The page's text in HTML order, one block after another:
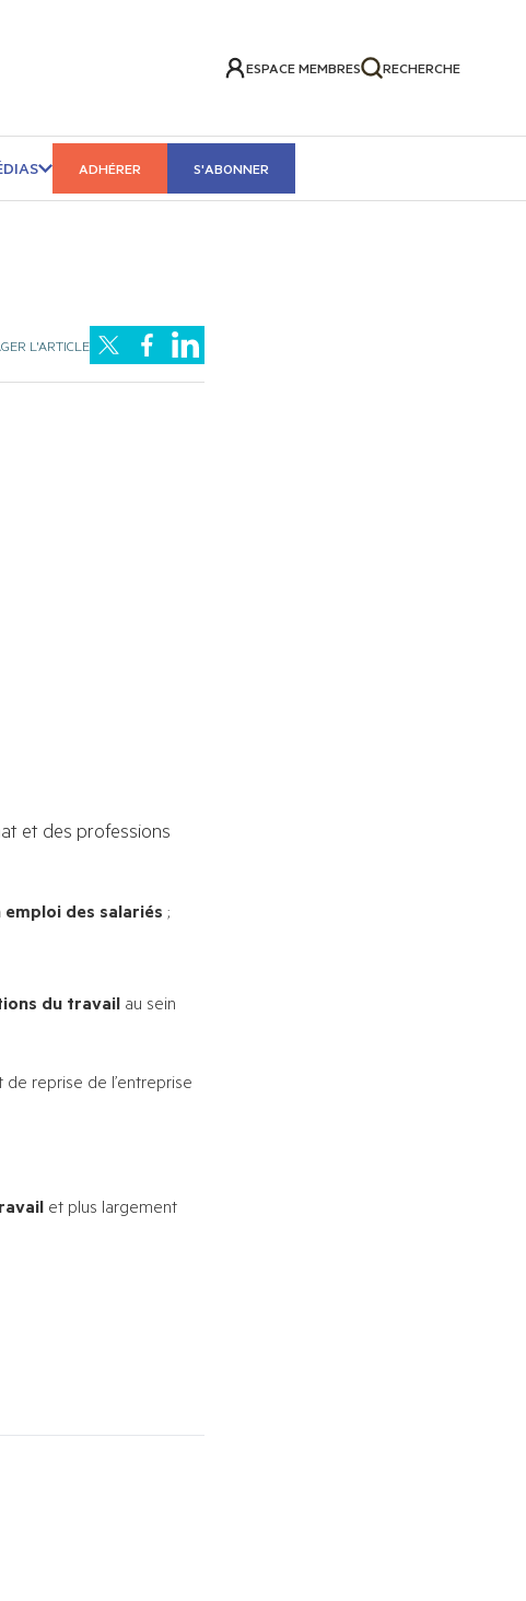
ESPACE MEMBRES RECHERCHE
ADHÉRER S'ABONNER
L'ARTICLE
et des professions
emploi des salariés ;
du travail au sein
reprise de l’entreprise
et plus largement